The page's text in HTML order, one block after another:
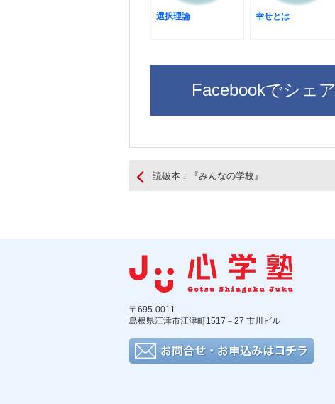
選択理論 幸せとは
Facebookでシェア
読破本：『みんなの学校』
〒695-0011
島根県江津市江津町1517－27 市川ビル